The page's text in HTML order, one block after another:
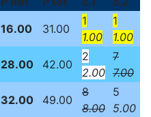
16.00 31.00
1
1.00
1
1.00
28.00 42.00
2
2.00
7
7.00
32.00 49.00
8
8.00
5
5.00